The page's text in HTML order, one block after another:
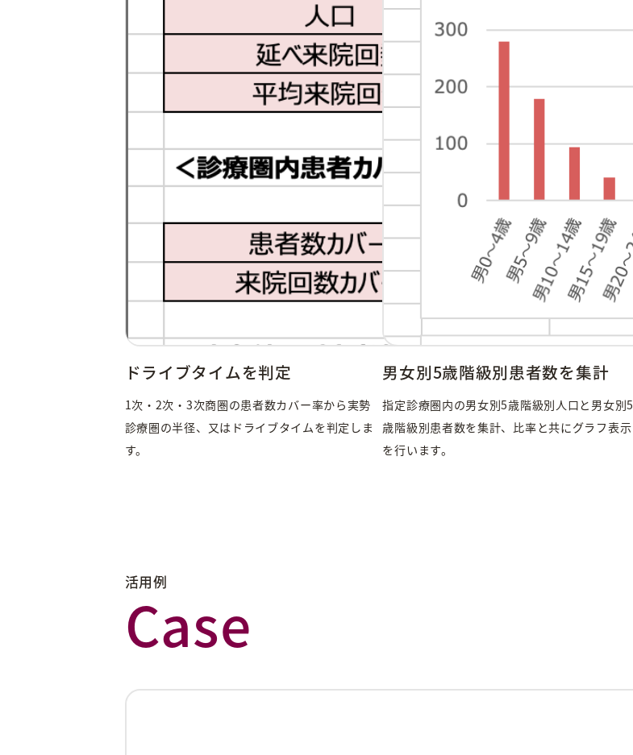
ドライブタイムを判定
1次・2次・3次商圏の患者数カバー率から実勢
診療圏の半径、又はドライブタイムを判定しま
す。
男女別5歳階級別患者数を集計
指定診療圏内の男女別5歳階級別人口と男女別5
歳階級別患者数を集計、比率と共にグラフ表示
を行います。
活用例
Case